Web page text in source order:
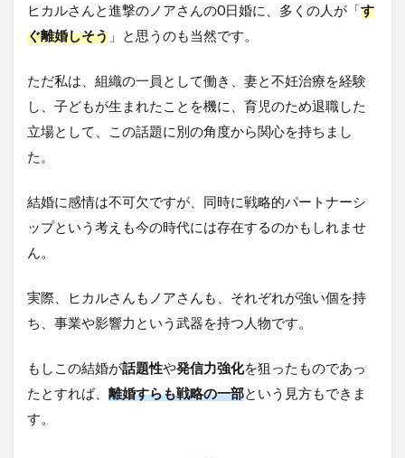
ヒカルさんと進撃のノアさんの0日婚に、多くの人が「す
ぐ離婚しそう 」と思うのも当然です。
ただ私は、組織の一員として働き、妻と不妊治療を経験
し、子どもが生まれたことを機に、育児のため退職した
立場として、この話題に別の角度から関心を持ちまし
た。
結婚に感情は不可欠ですが、同時に戦略的パートナーシ
ップという考えも今の時代には存在するのかもしれませ
ん。
実際、ヒカルさんもノアさんも、それぞれが強い個を持
ち、事業や影響力という武器を持つ人物です。
もしこの結婚が話題性や発信力強化を狙ったものであっ
たとすれば、 離婚すらも戦略の一部という見方もできま
す。